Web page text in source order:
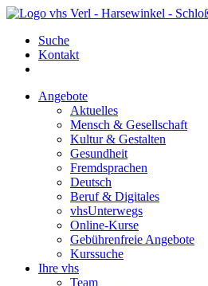
Suche
Kontakt
Angebote
Aktuelles
Mensch & Gesellschaft
Kultur & Gestalten
Gesundheit
Fremdsprachen
Deutsch
Beruf & Digitales
vhsUnterwegs
Online-Kurse
Gebührenfreie Angebote
Kurssuche
Ihre vhs
Team